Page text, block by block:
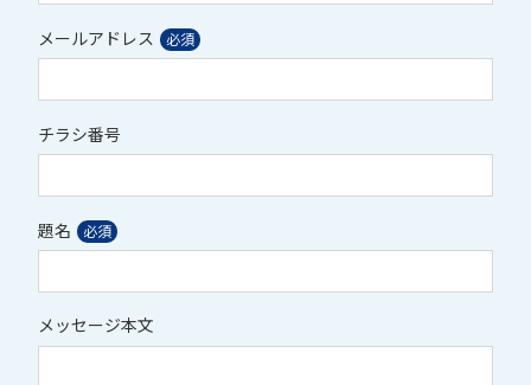
メールアドレス
チラシ番号
題名
メッセージ本文